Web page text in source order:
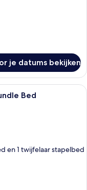
je datums bekijken
met een groot bed,
Bed
en 1 twijfelaar stapelbed